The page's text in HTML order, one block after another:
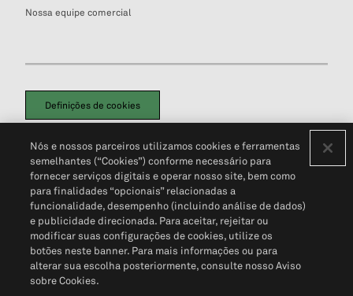
Nossa equipe comercial
Definições de cookies
Política de PrivacidadePortal de privacidade do cliente (em inglês)
Não Venda Minhas Informações Pessoais© 2026 S&P Global
Nós e nossos parceiros utilizamos cookies e ferramentas
semelhantes (“Cookies”) conforme necessário para
fornecer serviços digitais e operar nosso site, bem como
para finalidades “opcionais” relacionadas a
funcionalidade, desempenho (incluindo análise de dados)
e publicidade direcionada. Para aceitar, rejeitar ou
modificar suas configurações de cookies, utilize os
botões neste banner. Para mais informações ou para
alterar sua escolha posteriormente, consulte nosso Aviso
sobre Cookies.